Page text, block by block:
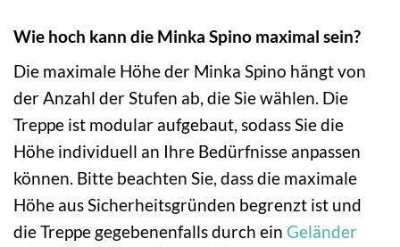
Wie hoch kann die Minka Spino maximal sein?
Die maximale Höhe der Minka Spino hängt von
der Anzahl der Stufen ab, die Sie wählen. Die
Treppe ist modular aufgebaut, sodass Sie die
Höhe individuell an Ihre Bedürfnisse anpassen
können. Bitte beachten Sie, dass die maximale
Höhe aus Sicherheitsgründen begrenzt ist und
die Treppe gegebenenfalls durch ein Geländer